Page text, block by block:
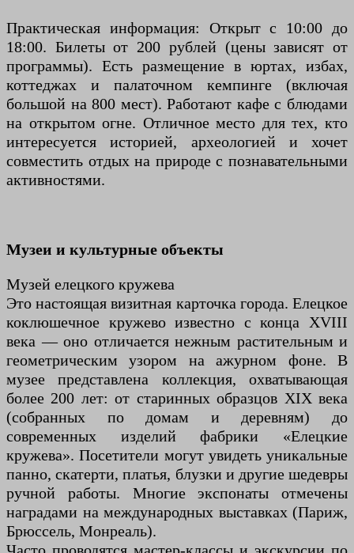
Практическая информация: Открыт с 10:00 до
18:00. Билеты от 200 рублей (цены зависят от
программы). Есть размещение в юртах, избах,
коттеджах и палаточном кемпинге (включая
большой на 800 мест). Работают кафе с блюдами
на открытом огне. Отличное место для тех, кто
интересуется историей, археологией и хочет
совместить отдых на природе с познавательными
активностями.
Музеи и культурные объекты
Музей елецкого кружева
Это настоящая визитная карточка города. Елецкое
коклюшечное кружево известно с конца XVIII
века — оно отличается нежным растительным и
геометрическим узором на ажурном фоне. В
музее представлена коллекция, охватывающая
более 200 лет: от старинных образцов XIX века
(собранных по домам и деревням) до
современных изделий фабрики «Елецкие
кружева». Посетители могут увидеть уникальные
панно, скатерти, платья, блузки и другие шедевры
ручной работы. Многие экспонаты отмечены
наградами на международных выставках (Париж,
Брюссель, Монреаль).